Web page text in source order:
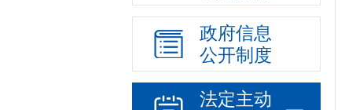
政府信息
公开制度
法定主动